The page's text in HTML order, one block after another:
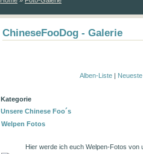
ChineseFooDog - Galerie
Alben-Liste
Kategorie
Unsere Chinese Foo´s
Welpen Fotos
Hier werde ich euch Welpen-Fotos von